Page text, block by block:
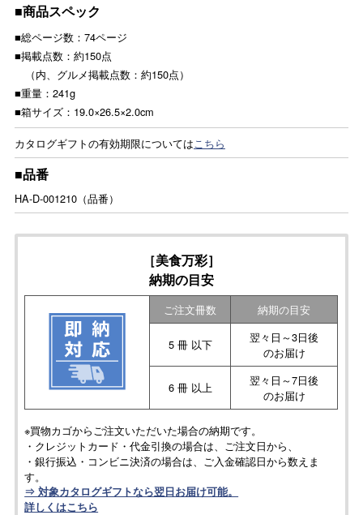
■商品スペック
■総ページ数：74ページ
■掲載点数：約150点
（内、グルメ掲載点数：約150点）
■重量：241g
■箱サイズ：19.0×26.5×2.0cm
カタログギフトの有効期限については こちら
■品番
HA-D-001210（品番）
［美食万彩］
納期の目安
ご注文冊数 納期の目安
5 冊 以下
翌々日～3日後
のお届け
6 冊 以上
翌々日～7日後
のお届け
※買物カゴからご注文いただいた場合の納期です。
・クレジットカード・代金引換の場合は、ご注文日から、
・銀行振込・コンビニ決済の場合は、ご入金確認日から数えま
す。
⇒ 対象カタログギフトなら翌日お届け可能。
詳しくはこちら